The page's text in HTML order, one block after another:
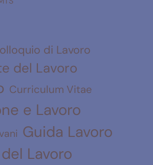
di Lavoro
del Lavoro
Curriculum Vitae
e Lavoro
Guida Lavoro
Lavoro